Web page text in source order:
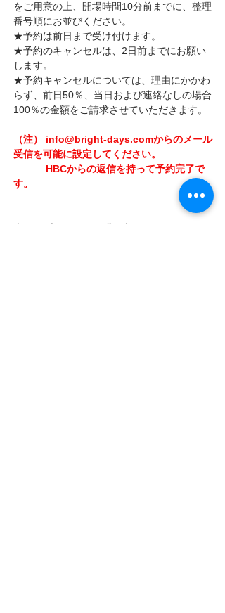
をご用意の上、開場時間10分前までに、整理
番号順にお並びください。
★予約は前日まで受け付けます。
★予約のキャンセルは、2日前までにお願い
します。
★予約キャンセルについては、理由にかかわ
らず、前日50％、当日および連絡なしの場合
100％の金額をご請求させていただきます。
（注） info@bright-days.comからのメール
受信を可能に設定してください。
HBCからの返信を持って予約完了で
す。
◆ ライブに関するお問い合わせは、